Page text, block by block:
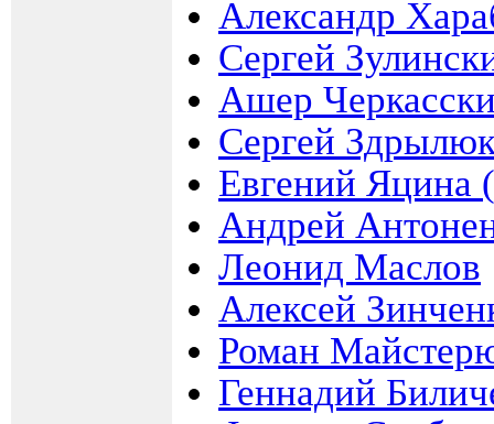
Александр
Сергей
Ашер
Сергей
Евгений Яцина
Андрей
Леонид Маслов
Алексей
Роман
Геннадий